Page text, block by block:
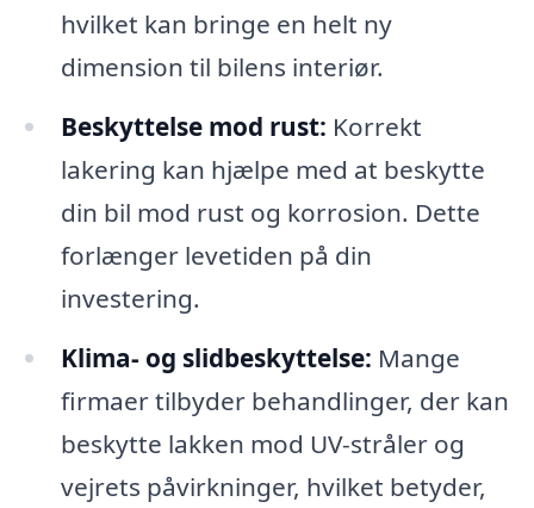
hvilket kan bringe en helt ny
dimension til bilens interiør.
Beskyttelse mod rust: Korrekt
lakering kan hjælpe med at beskytte
din bil mod rust og korrosion. Dette
forlænger levetiden på din
investering.
Klima- og slidbeskyttelse: Mange
firmaer tilbyder behandlinger, der kan
beskytte lakken mod UV-stråler og
vejrets påvirkninger, hvilket betyder,